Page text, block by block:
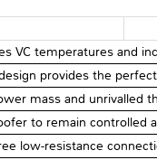
VC temperatures and
provides the
mass and unrivalled
to remain controlled
low-resistance